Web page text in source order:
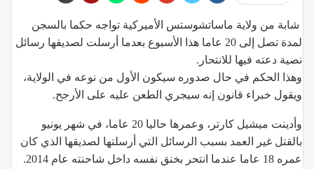
شابة من ولاية ماساتشوستس الأميركية تواجه حكما بالسجن
لمدة تصل إلى 20 عاما هذا الأسبوع بعدما أرسلت لصديقها رسائل
نصية دعته فيها للانتحار.
وهذا الحكم في حال صدوره سيكون الأول من نوعه في الولاية،
ويقول خبراء قانون إنه سيجري الطعن عليه على الأرجح.
وأدينت ميشيل كارتر، وعمرها حاليا 20 عاما، في شهر يونيو
بالقتل غير العمد بسبب الرسائل التي أرسلتها لصديقها الذي كان
عمره 18 عاما عندما انتحر بخنق نفسه داخل شاحنته عام 2014.